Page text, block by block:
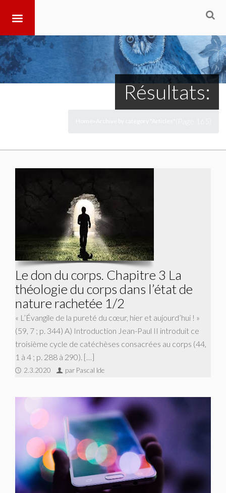
Résultats:
Le don du corps. Chapitre 3 La
théologie du corps dans l’état de
nature rachetée 1/2
« L’Évangile de la pureté du cœur, hier et aujourd’hui ! »
(59, 7 ; p. 344) A) Introduction Jean-Paul II introduit ce
troisième cycle de catéchèses consacrées au corps (44,
1 à 4 ; p. 288 à 290). […]
2.3.2020 par Pascal Ide